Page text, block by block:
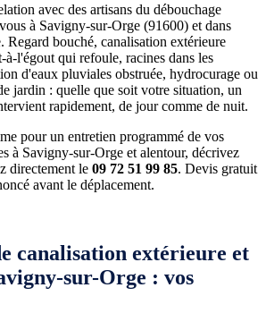
avec des artisans du débouchage
à Savigny-sur-Orge (91600) et dans
Regard bouché, canalisation extérieure
à-l'égout qui refoule, racines dans les
d'eaux pluviales obstruée, hydrocurage ou
jardin : quelle que soit votre situation, un
rapidement, de jour comme de nuit.
pour un entretien programmé de vos
à Savigny-sur-Orge et alentour, décrivez
directement le 09 72 51 99 85. Devis gratuit
avant le déplacement.
canalisation extérieure et
sur-Orge : vos